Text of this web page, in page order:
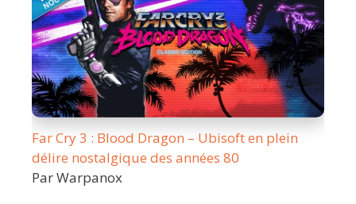
Far Cry 3 : Blood Dragon – Ubisoft en plein
délire nostalgique des années 80
Par Warpanox